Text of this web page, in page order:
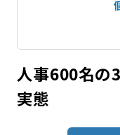
人事600名の
実態